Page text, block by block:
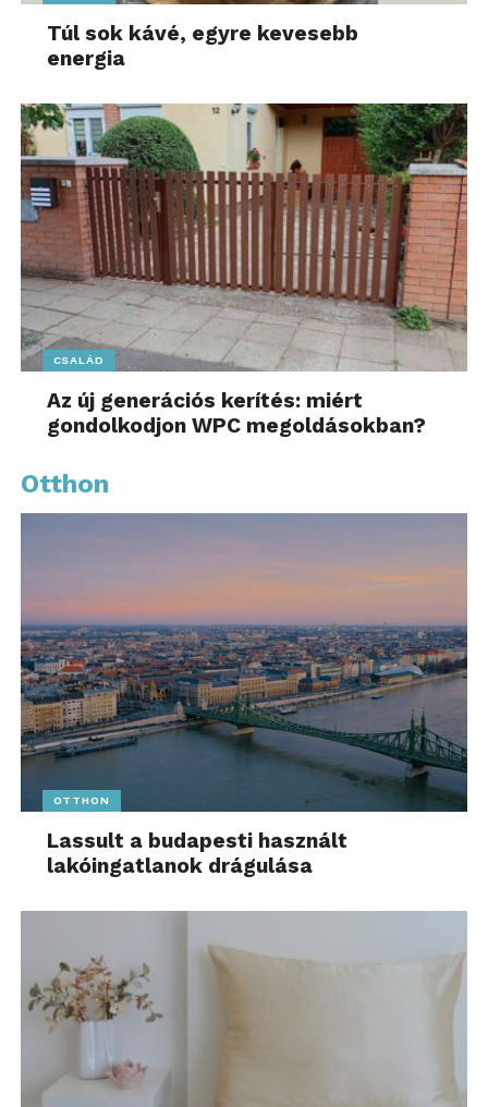
Túl sok kávé, egyre kevesebb
energia
CSALÁD
Az új generációs kerítés: miért
gondolkodjon WPC megoldásokban?
Otthon
OTTHON
Lassult a budapesti használt
lakóingatlanok drágulása